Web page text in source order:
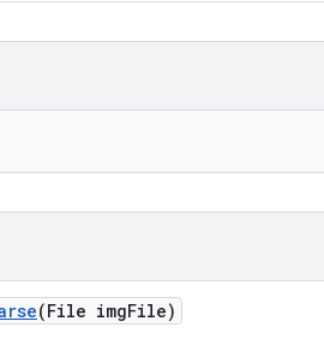
(File imgFile)